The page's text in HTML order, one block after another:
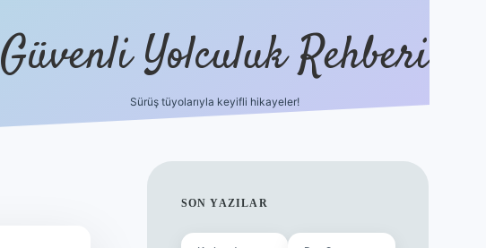
Güvenli Yolculuk Rehberi
Sürüş tüyolarıyla keyifli hikayeler!
SIDEBAR
SON YAZILAR
grandoperabet